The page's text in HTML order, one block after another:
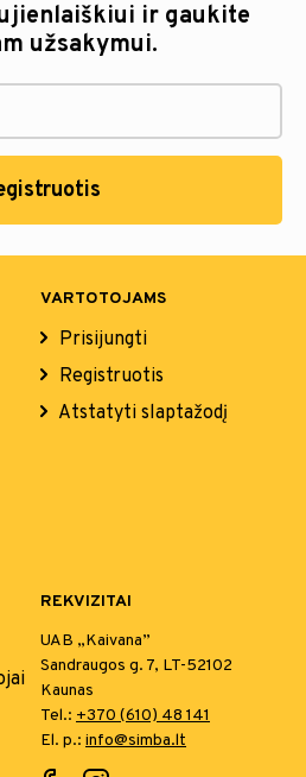
ir gaukite
užsakymui.
VARTOTOJAMS
Prisijungti
Registruotis
Atstatyti slaptažodį
REKVIZITAI
UAB „Kaivana”
Sandraugos g. 7, LT-52102
Kaunas
Tel.: +370 (610) 48 141
El. p.: info@simba.lt